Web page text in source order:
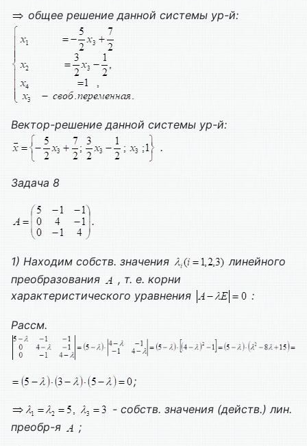
общее решение данной системы ур-й:
Вектор-решение данной системы ур-й:
.
Задача 8
.
1) Находим собств. значения
линейного
преобразования
, т. е. корни
характеристического уравнения
:
Рассм.
;
- собств. значения (действ.) лин.
преобр-я
;